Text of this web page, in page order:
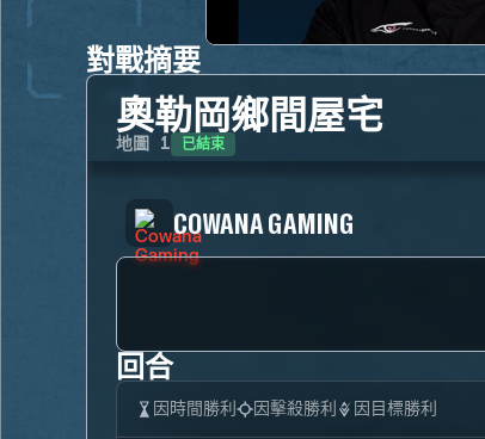
對戰摘要
奧勒岡鄉間屋宅
地圖 1 已結束
COWANA GAMING
回合
因時間勝利 因擊殺勝利 因目標勝利